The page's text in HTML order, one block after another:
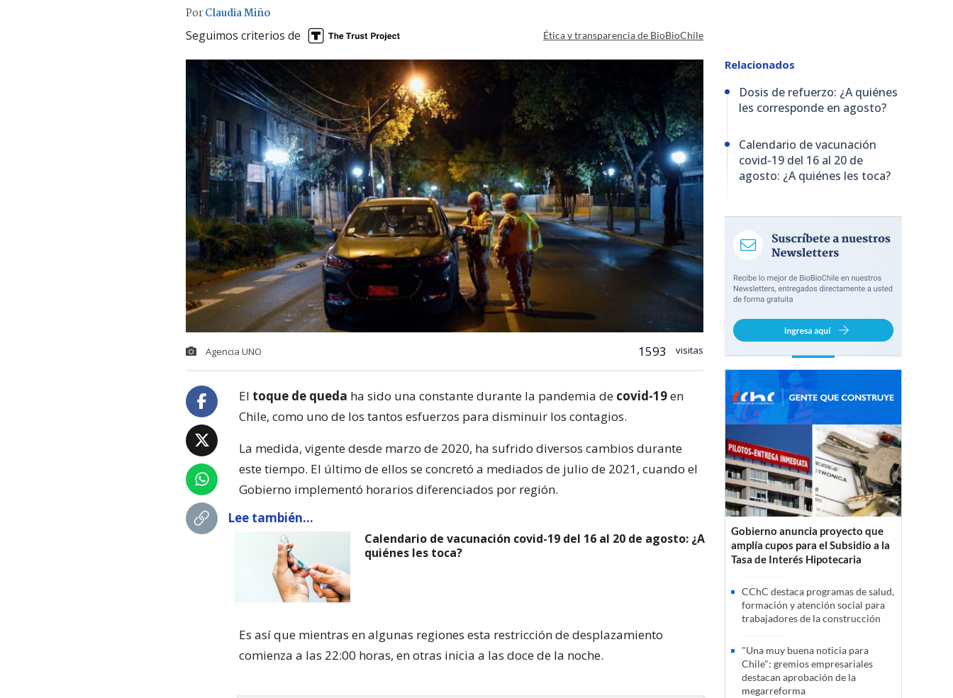
PorClaudia Miño
Seguimos criterios de Ética y transparencia de BioBioChile
Agencia UNO 1593 visitas
El toque de queda ha sido una constante durante la pandemia de covid-19en
Chile, como uno de los tantos esfuerzos para disminuir los contagios.
La medida, vigente desde marzo de 2020, ha sufrido diversos cambios durante
este tiempo. El último de ellos se concretó a mediados de julio de 2021, cuando el
Gobierno implementó horarios diferenciados por región.
Lee también...
Calendario de vacunación covid-19 del 16 al 20 de agosto: ¿A
quiénes les toca?
Es así que mientras en algunas regiones esta restricción de desplazamiento
comienza a las 22:00 horas, en otras inicia a las doce de la noche.
Relacionados
Dosis de refuerzo: ¿A quiénes
les corresponde en agosto?
Calendario de vacunación
covid-19 del 16 al 20 de
agosto: ¿A quiénes les toca?
Gobierno anuncia proyecto que
amplía cupos para el Subsidio a la
Tasa de Interés Hipotecaria
CChC destaca programas de salud,
formación y atención social para
trabajadores de la construcción
"Una muy buena noticia para
Chile": gremios empresariales
destacan aprobación de la
megarreforma